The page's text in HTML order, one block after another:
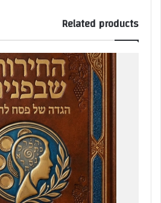
Related products